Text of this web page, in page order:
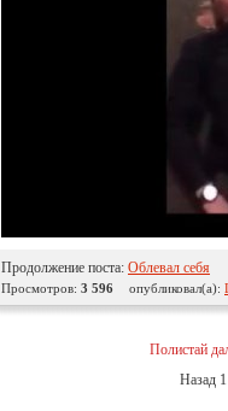
Продолжение поста: Облевал себя
Просмотров: 3 596 опубликовал(а):
Полистай
Назад 1